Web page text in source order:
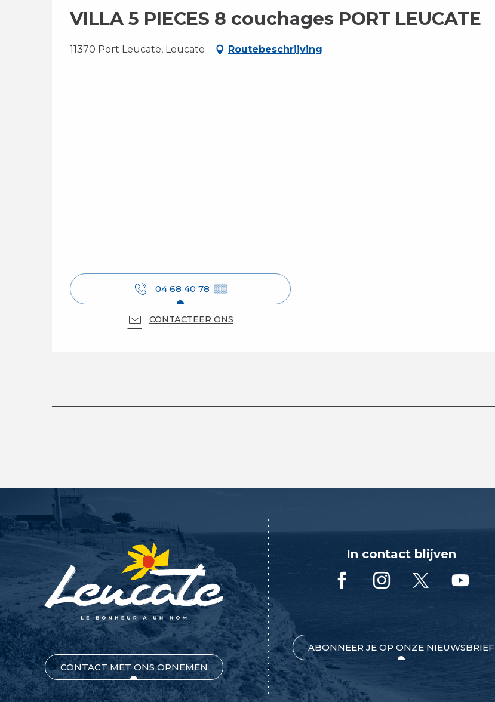
VILLA 5 PIECES 8 couchages PORT LEUCATE
11370 Port Leucate, Leucate Routebeschrijving
04 68 40 78 ▒▒
CONTACTEER ONS
CONTACT MET ONS OPNEMEN
In contact blijven
ABONNEER JE OP ONZE NIEUWSBRIEF